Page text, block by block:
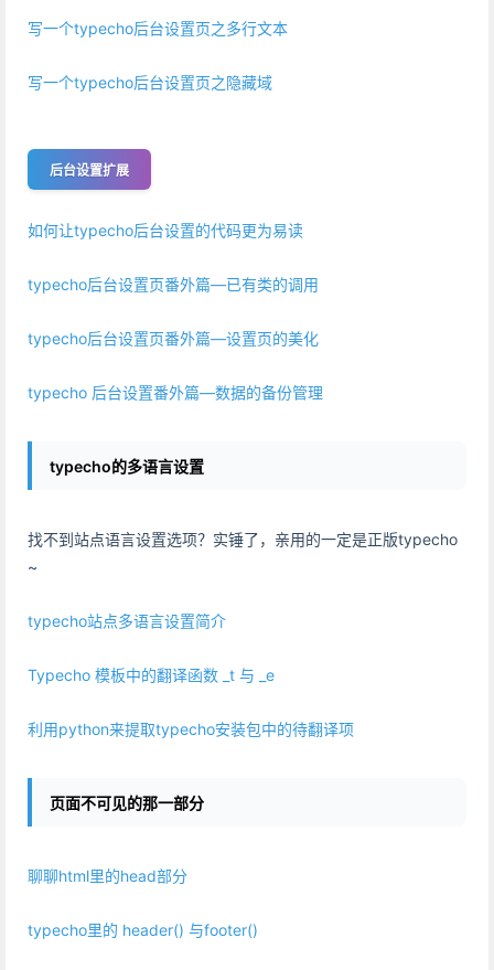
写一个typecho后台设置页之多行文本
写一个typecho后台设置页之隐藏域
后台设置扩展
如何让typecho后台设置的代码更为易读
typecho后台设置页番外篇—已有类的调用
typecho后台设置页番外篇—设置页的美化
typecho 后台设置番外篇—数据的备份管理
typecho的多语言设置
找不到站点语言设置选项？实锤了，亲用的一定是正版typecho
~
typecho站点多语言设置简介
Typecho 模板中的翻译函数 _t 与 _e
利用python来提取typecho安装包中的待翻译项
页面不可见的那一部分
聊聊html里的head部分
typecho里的 header() 与footer()